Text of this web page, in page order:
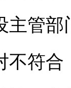
主管
不符